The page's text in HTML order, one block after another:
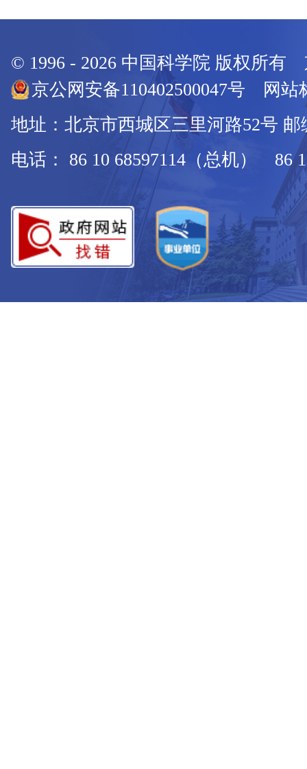
© 1996 - 2026 中国科学院 版权所有
京公网安备110402500047号 网站
地址：北京市西城区三里河路52号 邮
电话： 86 10 68597114（总机） 86